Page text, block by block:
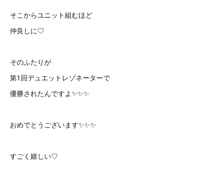
そこからユニット組むほど
仲良しに♡
そのふたりが
第1回デュエットレゾネーターで
優勝されたんですよ✨✨✨
おめでとうございます✨✨✨
すごく嬉しい♡